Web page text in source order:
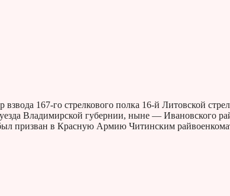
167-го стрелкового полка 16-й Литовской
Владимирской губернии, ныне — Ивановского
призван в Красную Армию Читинским